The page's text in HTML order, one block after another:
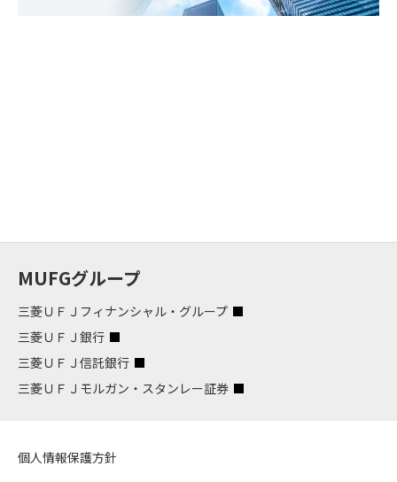
MUFGグループ
三菱ＵＦＪフィナンシャル・グループ
三菱ＵＦＪ銀行
三菱ＵＦＪ信託銀行
三菱ＵＦＪモルガン・スタンレー証券
個人情報保護方針